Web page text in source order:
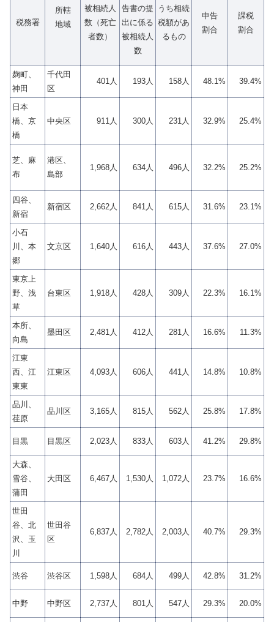
税務署
所轄
地域
被相続人
数（死亡
者数）
告書の提
出に係る
被相続人
数
うち相続
税額があ
るもの
申告
割合
課税
割合
麹町、
神田
千代田
区
401人 193人 158人 48.1% 39.4%
日本
橋、京
橋
中央区 911人 300人 231人 32.9% 25.4%
芝、麻
布
港区、
島部
1,968人 634人 496人 32.2% 25.2%
四谷、
新宿
新宿区 2,662人 841人 615人 31.6% 23.1%
小石
川、本
郷
文京区 1,640人 616人 443人 37.6% 27.0%
東京上
野、浅
草
台東区 1,918人 428人 309人 22.3% 16.1%
本所、
向島
墨田区 2,481人 412人 281人 16.6% 11.3%
江東
西、江
東東
江東区 4,093人 606人 441人 14.8% 10.8%
品川、
荏原
品川区 3,165人 815人 562人 25.8% 17.8%
目黒 目黒区 2,023人 833人 603人 41.2% 29.8%
大森、
雪谷、
蒲田
大田区 6,467人 1,530人 1,072人 23.7% 16.6%
世田
谷、北
沢、玉
川
世田谷
区
6,837人 2,782人 2,003人 40.7% 29.3%
渋谷 渋谷区 1,598人 684人 499人 42.8% 31.2%
中野 中野区 2,737人 801人 547人 29.3% 20.0%